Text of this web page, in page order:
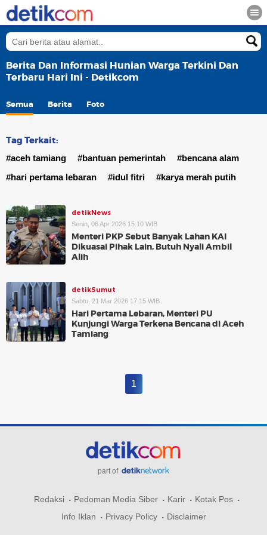
Berita Dan Informasi Hunian Warga Terkini Dan
Terbaru Hari Ini - Detikcom
Semua Berita Foto
Tag Terkait:
#aceh tamiang #bantuan pemerintah
#bencana alam
#hari pertama lebaran
#idul fitri #karya merah putih
detikNews
Senin, 06 Apr 2026 15:10 WIB
Menteri PKP Sebut Banyak Lahan KAI
Dikuasai Pihak Lain, Butuh Nyali Ambil
Alih
detikSumut
Sabtu, 21 Mar 2026 17:15 WIB
Hari Pertama Lebaran, Menteri PU
Kunjungi Warga Terkena Bencana di Aceh
Tamiang
1
part of
Redaksi Pedoman Media Siber Karir
Kotak Pos
Info Iklan
Privacy Policy Disclaimer